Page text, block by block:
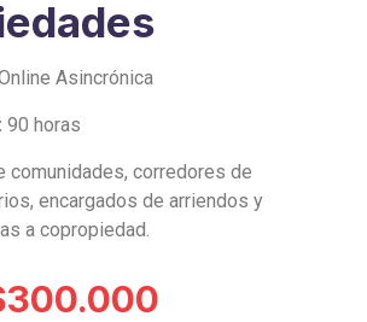
Asincrónica
90 horas
comunidades, corredores de
encargados de arriendos y
a copropiedad.
300.000